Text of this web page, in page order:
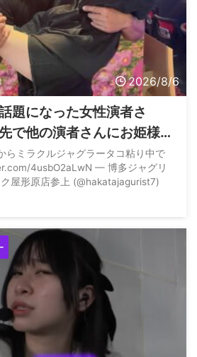
2026/8/6
題になった女性演者さ
で他の演者さんにお姫様
だく
らミラクルジャグラータコ粘り中で
4usbO2aLwN — 博多ジャグリ
屋形原店参上 (@hakatajagurist7)